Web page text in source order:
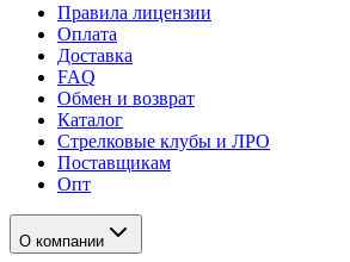
Правила лицензии
Оплата
Доставка
FAQ
Обмен и возврат
Каталог
Стрелковые клубы и ЛРО
Поставщикам
Опт
О компании